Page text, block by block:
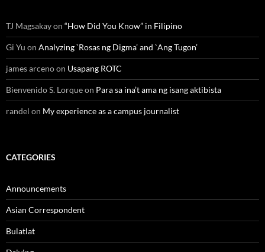
TJ Magsakayon “How Did You Know” in Filipino
Gi Yu on Analyzing `Rosas ng Digma’ and `Ang Tugon’
james arcenoon Usapang ROTC
Bienvenido S. Lorqueon Para sa ina’t ama ng isang aktibista
randel on My experience as a campus journalist
CATEGORIES
Announcements
Asian Correspondent
Bulatlat